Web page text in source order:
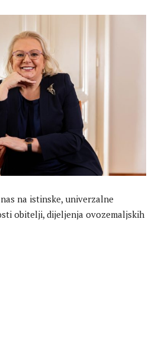
na istinske, univerzalne
obitelji, dijeljenja ovozemaljskih